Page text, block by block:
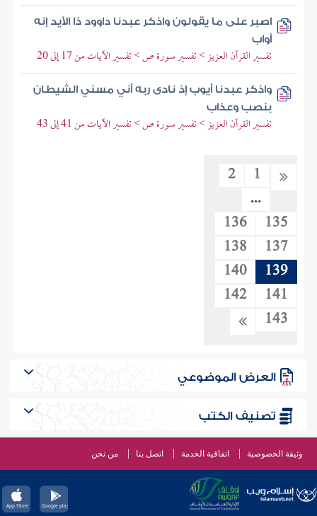
اصبر على ما يقولون واذكر عبدنا داوود ذا الأيد إنه
أواب
تفسير القرآن العزيز > تفسير سورة ص > تفسير الآيات من 17 إلى 20
واذكر عبدنا أيوب إذ نادى ربه أني مسني الشيطان
بنصب وعذاب
تفسير القرآن العزيز > تفسير سورة ص > تفسير الآيات من 41 إلى 43
1
2
...
135
136
137
138
139
140
141
142
143
العرض الموضوعي
تصنيف الكتب
وثيقة الخصوصية اتفاقية الخدمة اتصل بنا من نحن